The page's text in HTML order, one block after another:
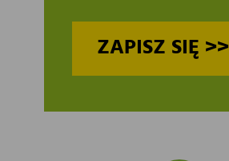
ZAPISZ SIĘ >>